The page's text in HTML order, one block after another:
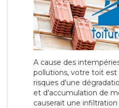
A cause des
pollutions, votre toit est
risques d'une
et d'accumulation de
causerait une